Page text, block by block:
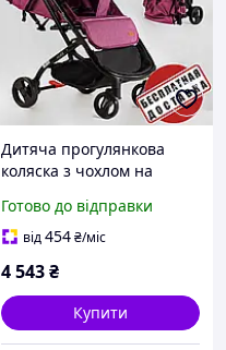
Дитяча прогулянкова
коляска з чохлом на
JOY Elegans A-16207
алюмінієвою рамою
Готово до відправки
від454₴/міс
4 543₴
Купити